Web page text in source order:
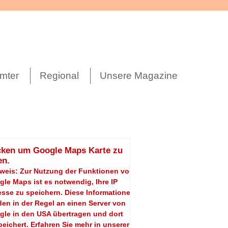
Regional Unsere Magazine
um Google Maps Karte zu
Zur Nutzung der Funktionen von
Maps ist es notwendig, Ihre IP
zu speichern. Diese Informationen
in der Regel an einen Server von
in den USA übertragen und dort
Erfahren Sie mehr in unserer